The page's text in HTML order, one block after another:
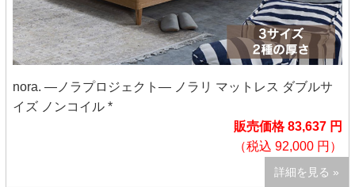
nora. ―ノラプロジェクト― ノラリ マットレス ダブルサ
イズ ノンコイル *
販売価格 83,637 円
（税込 92,000 円）
詳細を見る »